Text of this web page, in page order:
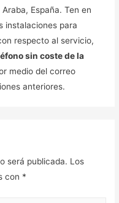
España. Ten en
instalaciones para
respecto al servicio,
sin coste de la
medio del correo
anteriores.
será publicada. Los
con *